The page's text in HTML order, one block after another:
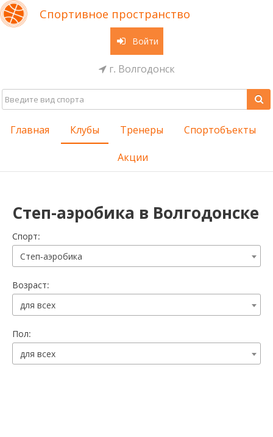
Спортивное пространство
Войти
г. Волгодонск
Главная Клубы Тренеры Спортобъекты
Акции
Степ-аэробика в Волгодонске
Cпорт:
Степ-аэробика
Возраст:
для всех
Пол:
для всех